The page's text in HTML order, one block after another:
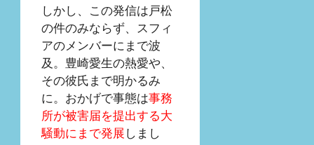
しかし、この発信は戸松
の件のみならず、スフィ
アのメンバーにまで波
及。豊崎愛生の熱愛や、
その彼氏まで明かるみ
に。おかげで事態は事務
所が被害届を提出する大
騒動にまで発展しまし